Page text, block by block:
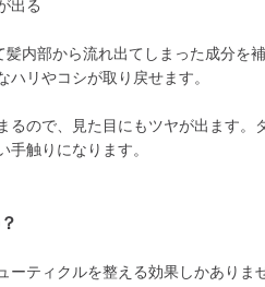
出る
内部から流れ出てしまった成分を
リやコシが取り戻せます。
るので、見た目にもツヤが出ます。
手触りになります。
ーティクルを整える効果しかありま